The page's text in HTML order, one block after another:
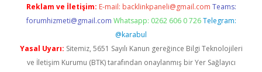
Reklam ve İletişim: E-mail: backlinkpaneli@gmail.com Teams:
forumhizmeti@gmail.com Whatsapp: 0262 606 0 726 Telegram:
@karabul
Yasal Uyarı: Sitemiz, 5651 Sayılı Kanun gereğince Bilgi Teknolojileri
ve İletişim Kurumu (BTK) tarafından onaylanmış bir Yer Sağlayıcı